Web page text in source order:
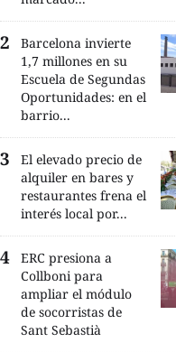
Barcelona invierte
1,7 millones en su
Escuela de Segundas
Oportunidades: en el
barrio...
El elevado precio de
alquiler en bares y
restaurantes frena el
interés local por...
ERC presiona a
Collboni para
ampliar el módulo
de socorristas de
Sant Sebastià